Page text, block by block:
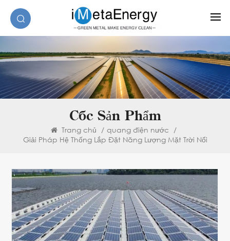
Các Sản Phẩm
Trang chủ / quang điện nước /
Giải Pháp Hệ Thống Lắp Đặt Năng Lượng Mặt Trời Nổi